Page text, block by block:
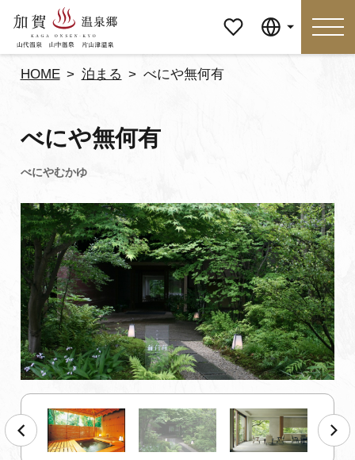
ージ
特集
見どころ 食べる
おみやげ イベント
泊まる アクセス
マイページ
初めての加賀温泉郷
加賀に泊まって！北陸巡り♪
HOME 泊まる べにや無何有
べにや無何有